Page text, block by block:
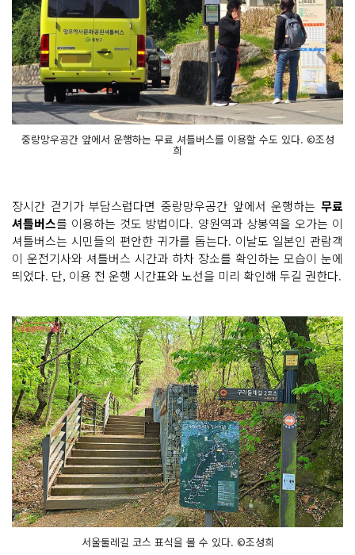
중랑망우공간 앞에서 운행하는 무료 셔틀버스를 이용할 수도 있다. ©조성
희
장시간 걷기가 부담스럽다면 중랑망우공간 앞에서 운행하는 무료
셔틀버스를 이용하는 것도 방법이다. 양원역과 상봉역을 오가는 이
셔틀버스는 시민들의 편안한 귀가를 돕는다. 이날도 일본인 관람객
이 운전기사와 셔틀버스 시간과 하차 장소를 확인하는 모습이 눈에
띄었다. 단, 이용 전 운행 시간표와 노선을 미리 확인해 두길 권한다.
서울둘레길 코스 표식을 볼 수 있다. ©조성희